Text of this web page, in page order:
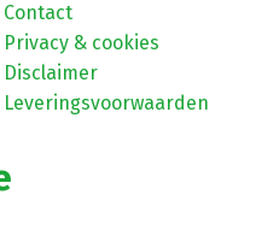
Contact
Privacy & cookies
Disclaimer
Leveringsvoorwaarden